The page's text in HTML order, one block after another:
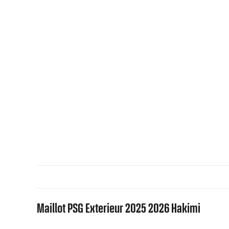
Maillot PSG Exterieur 2025 2026 Hakimi